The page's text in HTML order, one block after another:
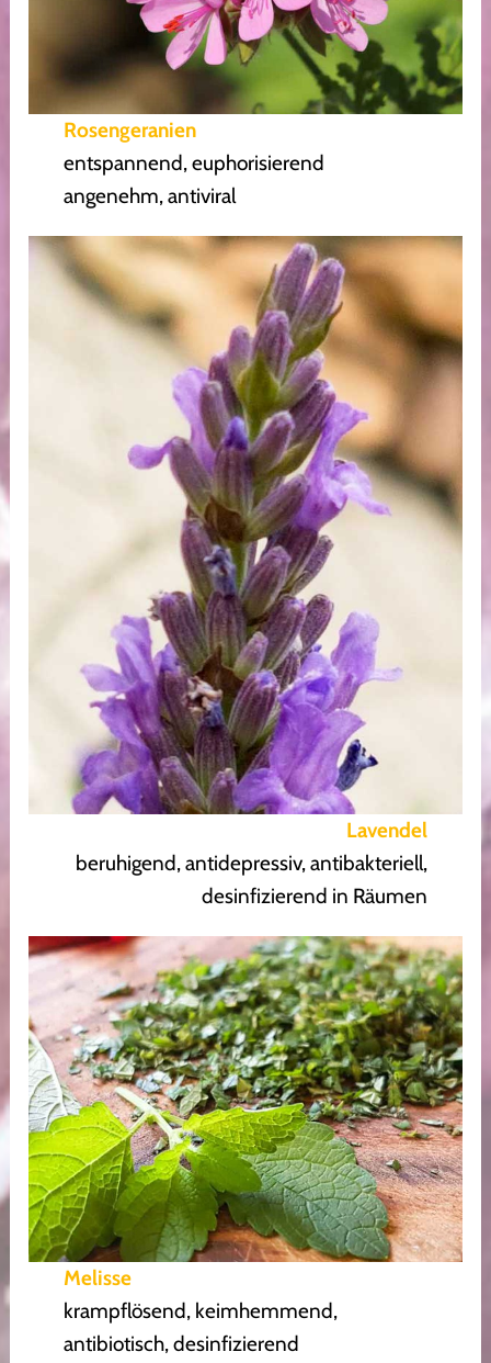
Rosengeranien
entspannend, euphorisierend
angenehm, antiviral
Lavendel
beruhigend, antidepressiv, antibakteriell,
desinfizierend in Räumen
Melisse
krampflösend, keimhemmend,
antibiotisch, desinfizierend